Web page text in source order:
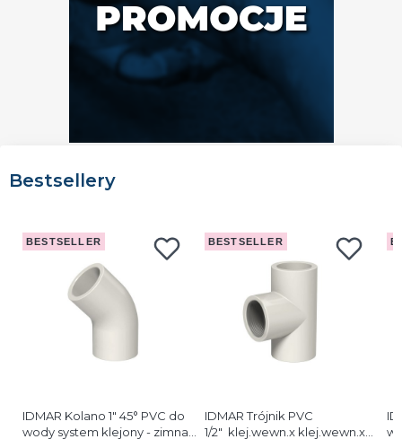
Bestsellery
BESTSELLER
IDMAR Kolano 1" 45° PVC do
wody system klejony - zimna
BESTSELLER
IDMAR Trójnik PVC
1/2" klej.wewn.x klej.wewn.x